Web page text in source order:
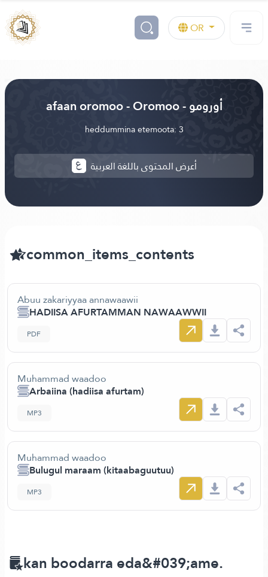
OR
afaan oromoo - Oromoo - أورومو
heddummina etemoota: 3
أعرض المحتوى باللغة العربية
common_items_contents
Abuu zakariyyaa annawaawii
HADIISA AFURTAMMAN NAWAAWWII
PDF
Muhammad waadoo
Arbaiina (hadiisa afurtam)
MP3
Muhammad waadoo
Bulugul maraam (kitaabaguutuu)
MP3
kan boodarra eda&#039;ame.